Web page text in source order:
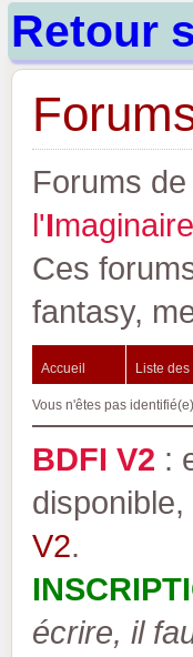
Retour
Forums
l'Imaginaire
Ces
fantasy,
Accueil Liste
Vous n'êtes pas identifié(e).
BDFI V2 :
V2.
écrire, il